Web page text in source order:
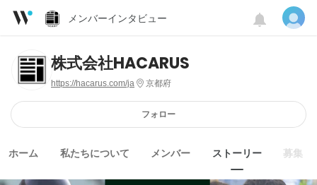
メンバーインタビュー
株式会社HACARUS
https://hacarus.com/ja 京都府
フォロー
ホーム 私たちについて メンバー ストーリー 募集